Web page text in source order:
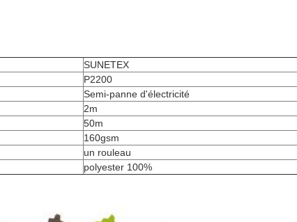
SUNETEX
P2200
Semi-panne d'électricité
2m
50m
160gsm
un rouleau
polyester 100%